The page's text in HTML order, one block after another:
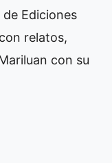
Ediciones
relatos,
con su